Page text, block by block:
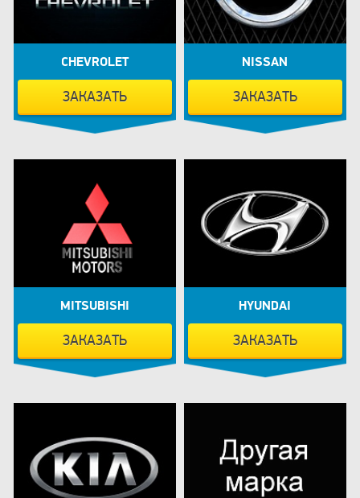
CHEVROLET
ЗАКАЗАТЬ
NISSAN
ЗАКАЗАТЬ
MITSUBISHI
ЗАКАЗАТЬ
HYUNDAI
ЗАКАЗАТЬ